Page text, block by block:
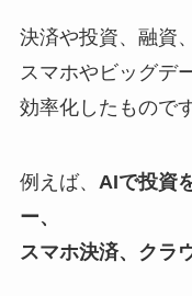
決済や投資、融資
スマホやビッグデ
効率化したもので
例えば、 AIで投資
ー、
スマホ決済、クラ